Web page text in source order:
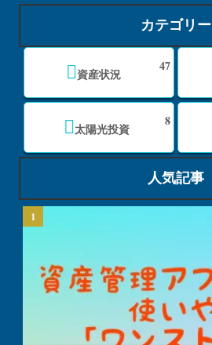
カテゴリー
資産状況
47
太陽光投資
8
人気記事